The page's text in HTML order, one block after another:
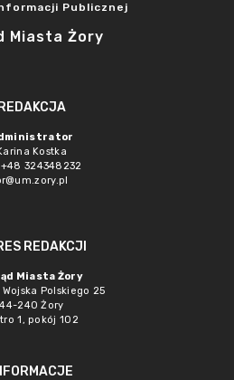
Publicznej
Miasta Żory
REDAKCJA
Kostka
324348232
REDAKCJI
Miasta Żory
Polskiego 25
44-240 Żory
1, pokój 102